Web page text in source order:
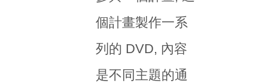
個計畫製作一系
列的 DVD, 內容
是不同主題的通